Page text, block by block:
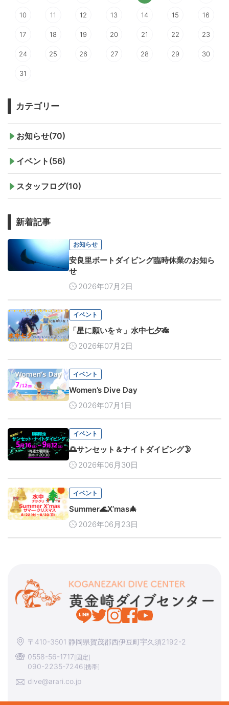
10 11 12 13 14 15 16
17 18 19 20 21 22 23
24 25 26 27 28 29 30
31
カテゴリー
お知らせ(70)
イベント(56)
スタッフログ(10)
新着記事
お知らせ
安良里ボートダイビング臨時休業のお知ら
せ
2026年07月2日
イベント
「星に願いを☆」水中七夕🎋
2026年07月2日
イベント
Women’s Dive Day
2026年07月1日
イベント
🌅サンセット＆ナイトダイビング🌛
2026年06月30日
イベント
Summer🌊X’mas🎄
2026年06月23日
〒410-3501 静岡県賀茂郡西伊豆町宇久須2192-2
0558-56-1717[固定]
090-2235-7246[携帯]
dive@arari.co.jp